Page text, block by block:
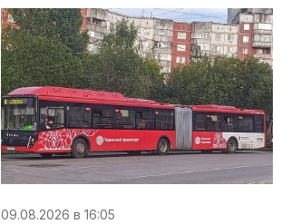
09.08.2026 в 16:05